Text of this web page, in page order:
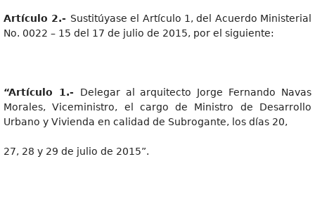
Artícul o 2.- Sustitúyase el Artículo 1, del Acuerdo Ministerial
No. 0022 – 15 del 17 de julio de 2015, por el siguiente:
“Artícul o 1.- Delegar al arquitecto Jorge Fernando Navas
Morales, Viceministro, el cargo de Ministro de Desarrollo
Urbano y Vivienda en calidad de Subrogante, los días 20,
27, 28 y 29 de julio de 2015”.